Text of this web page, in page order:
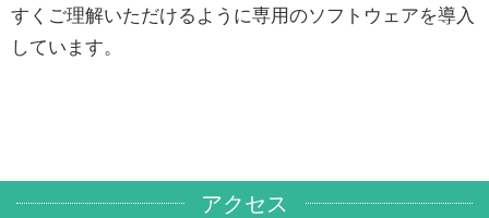
すくご理解いただけるように専用のソフトウェアを導入
しています。
アクセス